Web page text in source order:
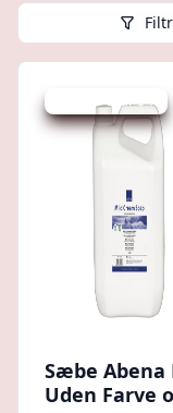
Udsalg - spar 8 %
Sæbe Abena
Uden Farve